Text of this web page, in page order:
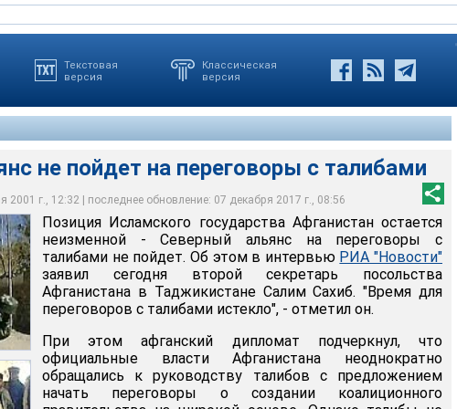
Текстовая
версия
Классическая
версия
не пойдет на переговоры с талибами
2001 г., 12:32 | последнее обновление: 07 декабря 2017 г., 08:56
пойдет на переговоры с талибами
Афганистана в Таджикистане Салим Сахиб считает,
с талибами истекло"
состоялось закрытое совещание руководителей
Исламского государства Афганистан
Позиция Исламского государства Афганистан остается
неизменной - Северный альянс на переговоры с
талибами не пойдет. Об этом в интервью РИА "Новости"
заявил сегодня второй секретарь посольства
Афганистана в Таджикистане Салим Сахиб. "Время для
переговоров с талибами истекло", - отметил он.
При этом афганский дипломат подчеркнул, что
официальные власти Афганистана неоднократно
обращались к руководству талибов с предложением
начать переговоры о создании коалиционного